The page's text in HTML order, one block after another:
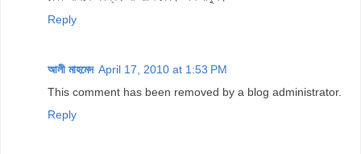
Reply
আলী মাহমেদ April 17, 2010 at 1:53 PM
This comment has been removed by a blog administrator.
Reply